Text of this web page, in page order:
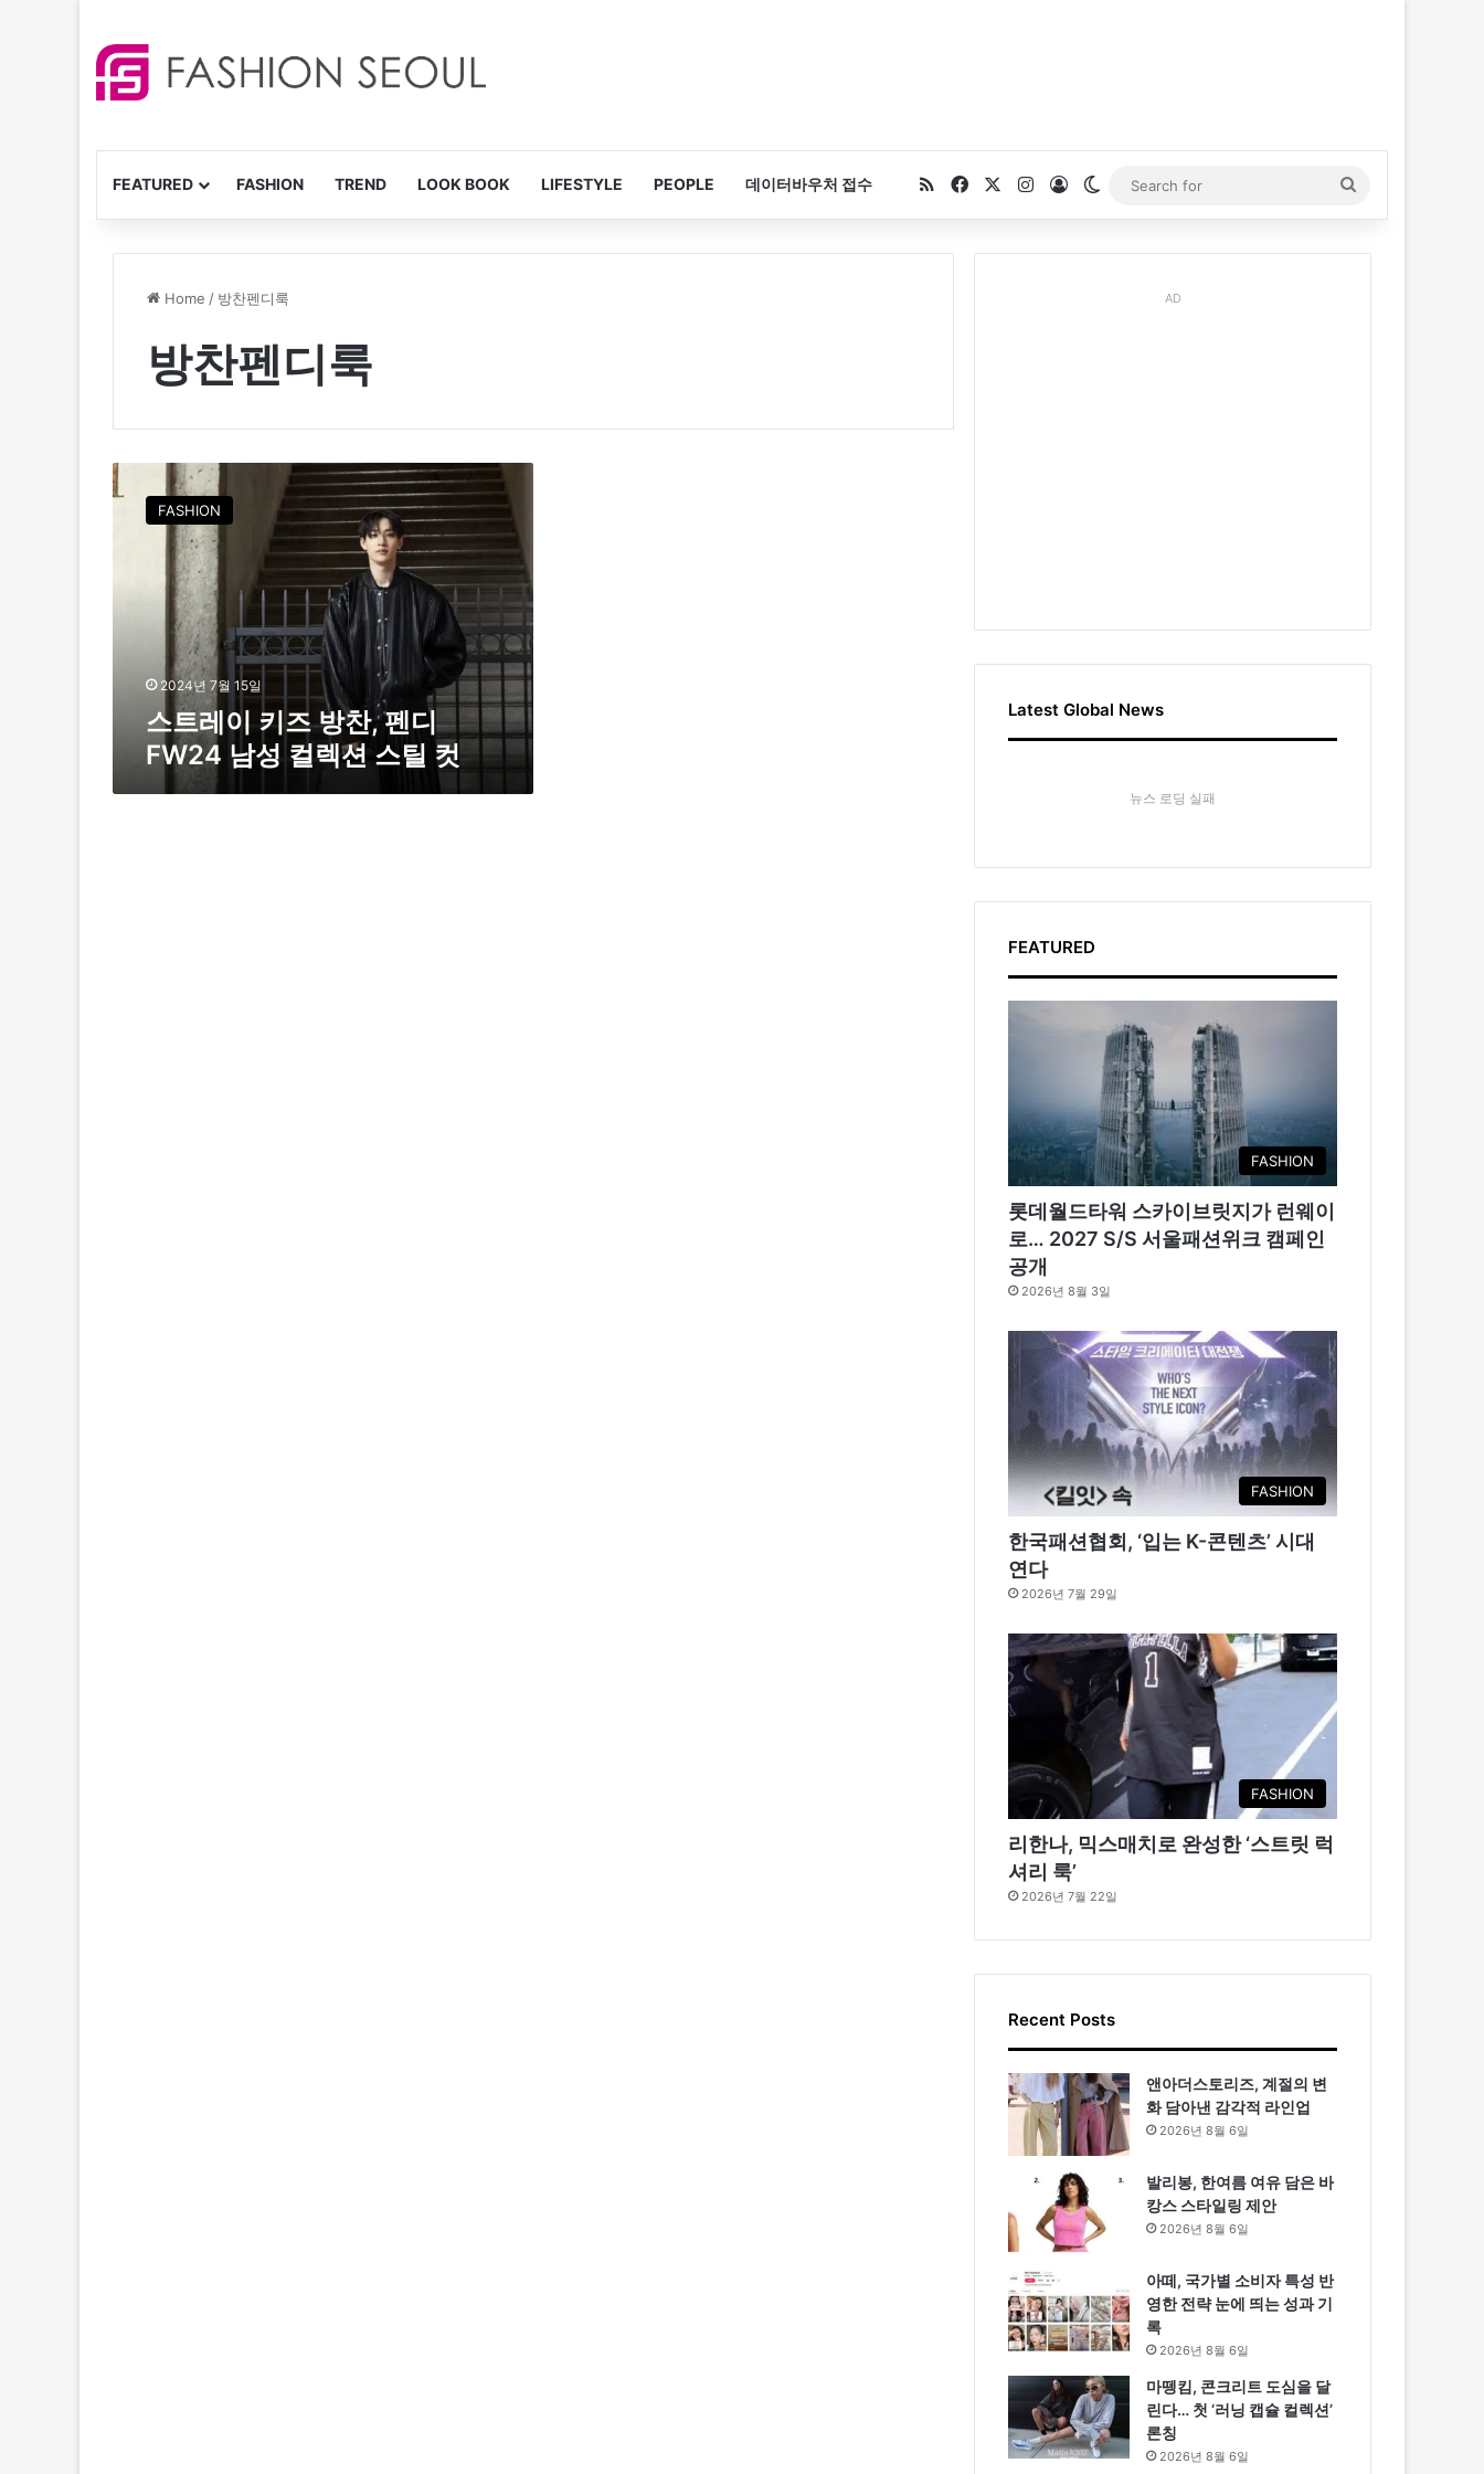
FEATURED FASHION TREND LOOK BOOK LIFESTYLE PEOPLE 데이터바우처 접수 RSS FacebookInstagram
Log InSwitch skin
for
Home / 방찬펜디룩
방찬펜디룩
스
트
4
FASHION
2024년 7월 15일
스트레이 키즈 방찬, 펜디
FW24 남성 컬렉션 스틸 컷
AD
Latest Global News
뉴스 로딩 실패
FEATURED
FASHION
롯데월드타워 스카이브릿지가 런웨이
로… 2027 S/S 서울패션위크 캠페인
공개
2026년 8월 3일
FASHION
한국패션협회, ‘입는 K-콘텐츠’ 시대
연다
2026년 7월 29일
FASHION
리한나, 믹스매치로 완성한 ‘스트릿 럭
셔리 룩’
2026년 7월 22일
Recent Posts
앤아더스토리즈, 계절의 변
화 담아낸 감각적 라인업
2026년 8월 6일
발리봉, 한여름 여유 담은 바
캉스 스타일링 제안
2026년 8월 6일
아떼, 국가별 소비자 특성 반
영한 전략 눈에 띄는 성과 기
록
2026년 8월 6일
마뗑킴, 콘크리트 도심을 달
린다… 첫 ‘러닝 캡슐 컬렉션’
론칭
2026년 8월 6일